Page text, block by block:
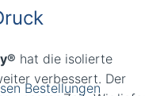
Bestellungen
hat die isolierte
verbessert. Der